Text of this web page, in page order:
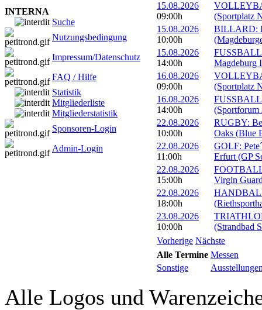
INTERNA
Suche
Nutzungsbedingung
Impressum/Datenschutz
FAQ / Hilfe
Statistik
Mitgliederliste
Mitgliederstatistik
Sponsoren-Login
Admin-Login
15.08.2026
09:00h
(Sportplatz
15.08.2026
10:00h
BILLARD:
15.08.2026
14:00h
Magdeburg
16.08.2026
09:00h
(Sportplatz
16.08.2026
14:00h
(Sportforum
22.08.2026
10:00h
RUGBY:
Oaks (Blue
22.08.2026
11:00h
GOLF:
Erfurt (GP
22.08.2026
15:00h
Virgin
22.08.2026
18:00h
23.08.2026
10:00h
(Strandbad
Vorherige Nächste
Alle Termine Messen
Sonstige
Alle Logos und